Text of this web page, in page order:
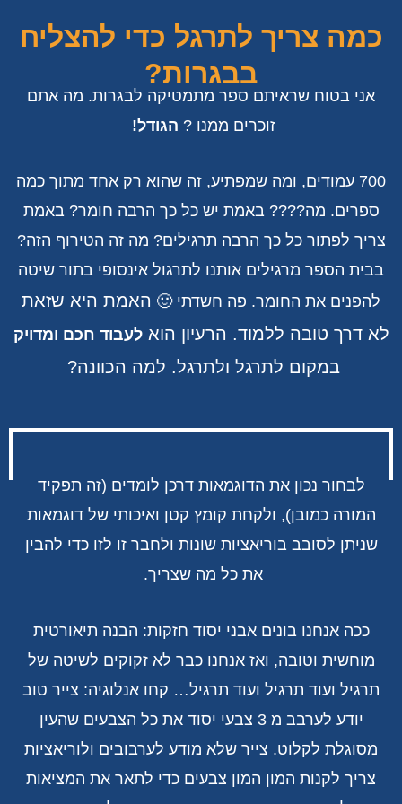
כמה צריך לתרגל כדי להצליח
בבגרות?
אני בטוח שראיתם ספר מתמטיקה לבגרות. מה אתם
זוכרים ממנו ? הגודל!
700 עמודים, ומה שמפתיע, זה שהוא רק אחד מתוך כמה
ספרים. מה???? באמת יש כל כך הרבה חומר? באמת
צריך לפתור כל כך הרבה תרגילים? מה זה הטירוף הזה?
בבית הספר מרגילים אותנו לתרגול אינסופי בתור שיטה
להפנים את החומר. פה חשדתי 🙂 האמת היא שזאת
לא דרך טובה ללמוד. הרעיון הואלעבוד חכם ומדויק
במקום לתרגל ולתרגל. למה הכוונה?
לבחור נכון את הדוגמאות דרכן לומדים (זה תפקיד
המורה כמובן), ולקחת קומץ קטן ואיכותי של דוגמאות
שניתן לסובב בוריאציות שונות ולחבר זו לזו כדי להבין
את כל מה שצריך.
ככה אנחנו בונים אבני יסוד חזקות: הבנה תיאורטית
מוחשית וטובה, ואז אנחנו כבר לא זקוקים לשיטה של
תרגיל ועוד תרגיל ועוד תרגיל… קחו אנלוגיה: צייר טוב
יודע לערבב מ 3 צבעי יסוד את כל הצבעים שהעין
מסוגלת לקלוט. צייר שלא מודע לערבובים ולוריאציות
צריך לקנות המון המון צבעים כדי לתאר את המציאות